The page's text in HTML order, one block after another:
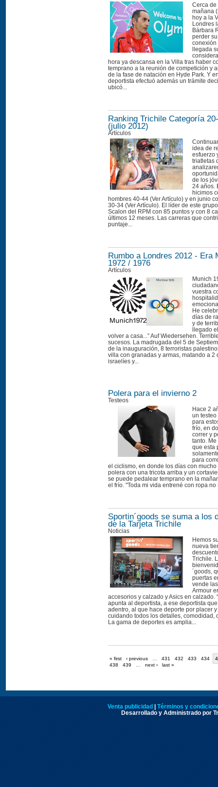
Cerca de
mañana
hoy a la
Londres
Bárbara
perder
conexión
llegada
hora ya descansa en la Villa tras haber
temprano a la reunión de competición y
de la fase de natación en Hyde Park. Y
deportista efectuó además un trámite
ubicó...
Ranking Trichile Categoría
(julio 2012)
Artículos
idea de
esfuerzo
triatletas
de los
24 años.
hicimos
hombres 40-44 (Ver Artículo) y en junio
30-34 (Ver Artículo). El líder de este
Scalon del RPM con 85 puntos y con 8
últimos 12 meses. Las carreras que
puntaje...
Rumbo a Londres 2012 - Era
1972 / 1976
Artículos
Munich
vuestra
He
días de
y de
llegado
volver a casa...” Auf Wiedersehen.
sucesos. La madrugada del 5 de
de la inauguración, 8 terroristas
villa con granadas y armas, matando a 2
israelíes y...
Polera para el invierno 2
Testeos
Hace 2
un
para
frío, en
correr y
tanto.
que esta
para
el ciclismo, en donde los días con mucho
polera con una tricota arriba y un
se puede pedalear temprano en la
el frío. "Toda mi vida entrené con ropa no
Sportin´goods se suma a los
de la Tarjeta Trichile
Noticias
Hemos
nueva
Trichile.
´goods,
puertas
vende
Armour
accesorios y calzado y Asics en calzado.
apunta al deportista, a ese deportista
adentro, al que hace deporte por placer
cuidando todos los detalles, comodidad,
La gama de deportes es amplia...
« first ‹ previous … 431 432 433 434
438
439 … next › last »
Venta publicidad
Términos y
Desarrollado y Administrado por